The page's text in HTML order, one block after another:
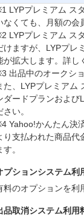
LYPプレミアム ス
なくても、月額の会
LYPプレミアム ス
けますが、LYPプレ
が拡大します。詳し
出品中のオークシ
た、LYPプレミアム
ダードプランおよび
さい。
Yahoo!かんたん決
り支払われた商品代
す。
プションシステム利
料のオプションを利
品取消システム利用